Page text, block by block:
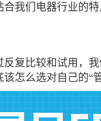
合我们电器行业的
反复比较和试用，
怎么选对自己的“管